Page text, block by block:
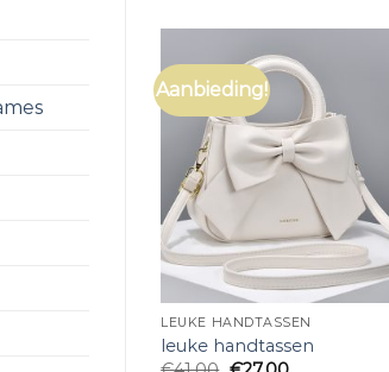
Aanbieding!
LEUKE HANDTASSEN
leuke handtassen